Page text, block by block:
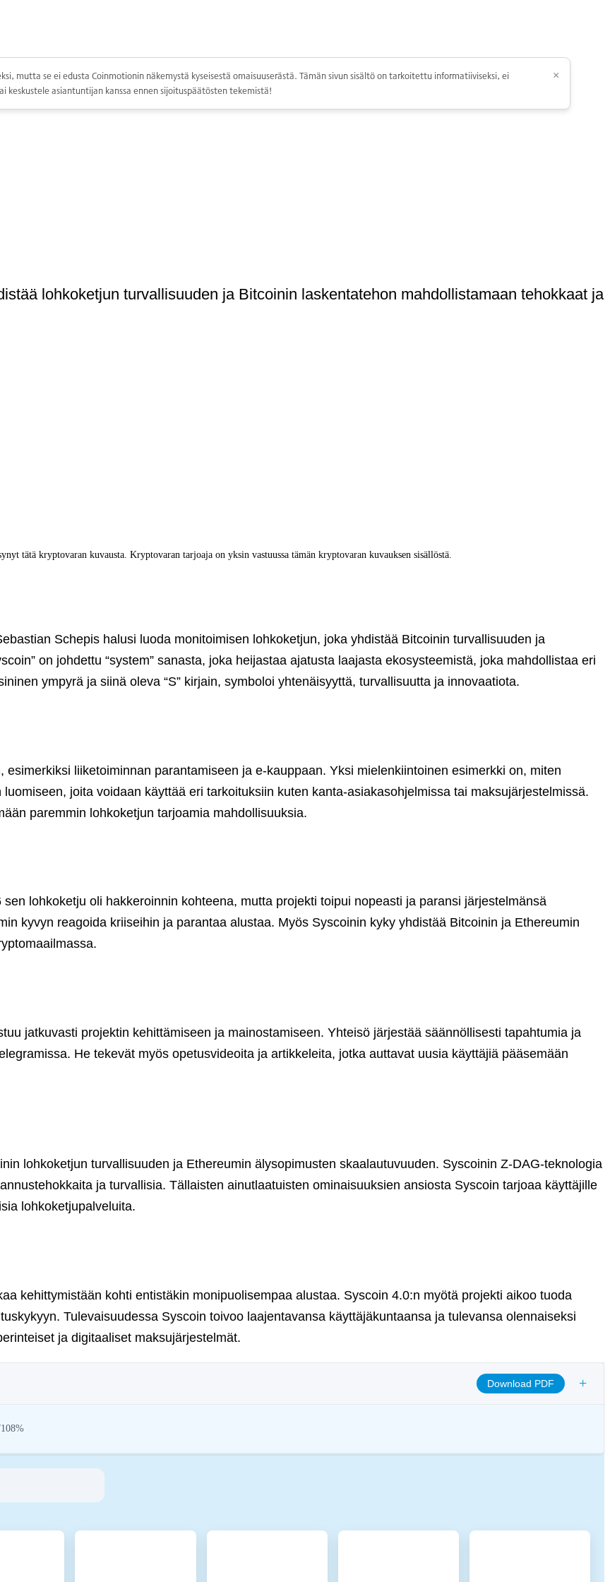
mutta se ei edusta Coinmotionin näkemystä kyseisestä omaisuuserästä. Tämän sivun sisältö on tarkoitettu informatiiviseksi, ei
keskustele asiantuntijan kanssa ennen sijoituspäätösten tekemistä!
×
lohkoketjun turvallisuuden ja Bitcoinin laskentatehon mahdollistamaan tehokkaat ja
tätä kryptovaran kuvausta. Kryptovaran tarjoaja on yksin vastuussa tämän kryptovaran kuvauksen sisällöstä.
Schepis halusi luoda monitoimisen lohkoketjun, joka yhdistää Bitcoinin turvallisuuden ja
on johdettu “system” sanasta, joka heijastaa ajatusta laajasta ekosysteemistä, joka mahdollistaa eri
ympyrä ja siinä oleva “S” kirjain, symboloi yhtenäisyyttä, turvallisuutta ja innovaatiota.
liiketoiminnan parantamiseen ja e-kauppaan. Yksi mielenkiintoinen esimerkki on, miten
joita voidaan käyttää eri tarkoituksiin kuten kanta-asiakasohjelmissa tai maksujärjestelmissä.
paremmin lohkoketjun tarjoamia mahdollisuuksia.
lohkoketju oli hakkeroinnin kohteena, mutta projekti toipui nopeasti ja paransi järjestelmänsä
kyvyn reagoida kriiseihin ja parantaa alustaa. Myös Syscoinin kyky yhdistää Bitcoinin ja Ethereumin
jatkuvasti projektin kehittämiseen ja mainostamiseen. Yhteisö järjestää säännöllisesti tapahtumia ja
He tekevät myös opetusvideoita ja artikkeleita, jotka auttavat uusia käyttäjiä pääsemään
lohkoketjun turvallisuuden ja Ethereumin älysopimusten skaalautuvuuden. Syscoinin Z-DAG-teknologia
ja turvallisia. Tällaisten ainutlaatuisten ominaisuuksien ansiosta Syscoin tarjoaa käyttäjille
lohkoketjupalveluita.
kehittymistään kohti entistäkin monipuolisempaa alustaa. Syscoin 4.0:n myötä projekti aikoo tuoda
Tulevaisuudessa Syscoin toivoo laajentavansa käyttäjäkuntaansa ja tulevansa olennaiseksi
ja digitaaliset maksujärjestelmät.
Download PDF +
address their environmental impact (e.g., energy-intensive mining), promote transparency, and ensure ethical governance practices to align the
compliance with standards that mitigate risks and foster trust in digital assets.